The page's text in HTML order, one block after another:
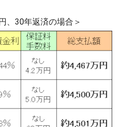
、30年返済の場合＞